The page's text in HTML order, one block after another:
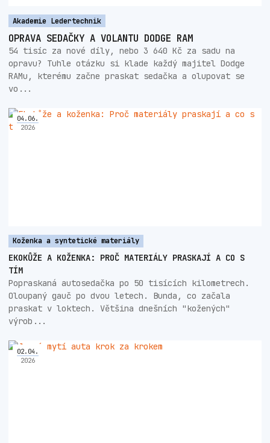
Akademie Ledertechnik
OPRAVA SEDAČKY A VOLANTU DODGE RAM
54 tisíc za nové díly, nebo 3 640 Kč za sadu na
opravu? Tuhle otázku si klade každý majitel Dodge
RAMu, kterému začne praskat sedačka a olupovat se
vo...
04 . 06.
2026
Koženka a syntetické materiály
EKOKŮŽE A KOŽENKA: PROČ MATERIÁLY PRASKAJÍ A CO S
TÍM
Popraskaná autosedačka po 50 tisících kilometrech.
Oloupaný gauč po dvou letech. Bunda, co začala
praskat v loktech. Většina dnešních "kožených"
výrob...
02. 04 .
2026